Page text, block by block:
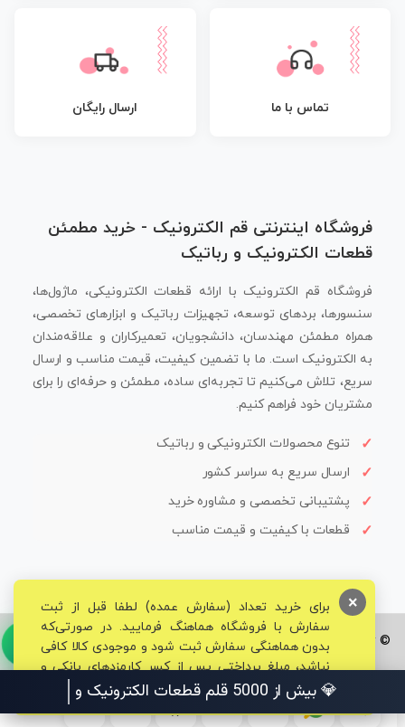
تماس با ما ارسال رایگان
فروشگاه اینترنتی قم الکترونیک - خرید مطمئن
قطعات الکترونیک و رباتیک
فروشگاه قم الکترونیک با ارائه قطعات الکترونیکی، ماژول‌ها،
سنسورها، بردهای توسعه، تجهیزات رباتیک و ابزارهای تخصصی،
همراه مطمئن مهندسان، دانشجویان، تعمیرکاران و علاقه‌مندان
به الکترونیک است. ما با تضمین کیفیت، قیمت مناسب و ارسال
سریع، تلاش می‌کنیم تا تجربه‌ای ساده، مطمئن و حرفه‌ای را برای
مشتریان خود فراهم کنیم.
تنوع محصولات الکترونیکی و رباتیک
ارسال سریع به سراسر کشور
پشتیبانی تخصصی و مشاوره خرید
قطعات با کیفیت و قیمت مناسب
© تمامی حقوق برای فروشگاه تخصصی قم الکترونیک محفوظ می‌باشد.
برای خرید تعداد (سفارش عمده) لطفا قبل از ثبت
سفارش با فروشگاه هماهنگ فرمایید. در صورتی‌که
بدون هماهنگی سفارش ثبت شود و موجودی کالا کافی
نباشد، مبلغ پرداختی پس از کسر کارمزدهای بانکی و
مالیاتی به حساب شما بازگشت داده خواهد شد.
×
💎 بیش از 5000 قلم قطعا